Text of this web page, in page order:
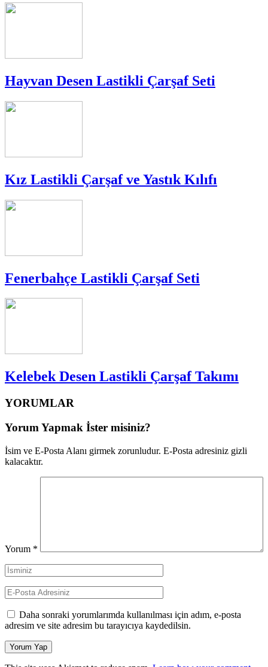
Hayvan Desen Lastikli Çarşaf Seti
Kız Lastikli Çarşaf ve Yastık Kılıfı
Fenerbahçe Lastikli Çarşaf Seti
Kelebek Desen Lastikli Çarşaf Takımı
YORUMLAR
Yorum Yapmak İster misiniz?
İsim ve E-Posta Alanı girmek zorunludur. E-Posta adresiniz gizli
kalacaktır.
Yorum *
Daha sonraki yorumlarımda kullanılması için adım, e-posta
adresim ve site adresim bu tarayıcıya kaydedilsin.